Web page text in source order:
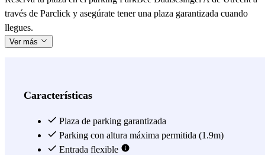
través de Parclick y asegúrate tener una plaza garantizada cuando
llegues.
Ver más
Características
Plaza de parking garantizada
Parking con altura máxima permitida (1.9m)
Entrada flexible